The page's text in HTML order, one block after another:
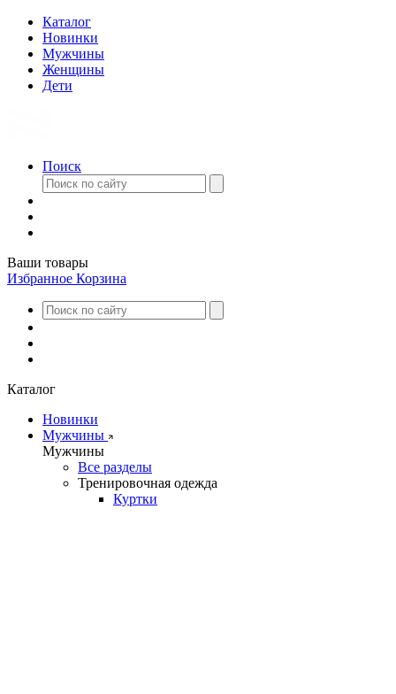
Каталог
Новинки
Мужчины
Женщины
Дети
Поиск
Ваши товары
Избранное Корзина
Каталог
Новинки
Мужчины
Мужчины
Все разделы
Тренировочная одежда
Куртки